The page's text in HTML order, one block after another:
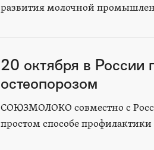
развития молочной
20 октября в
остеопорозом
СОЮЗМОЛОКО совместно с
простом способе